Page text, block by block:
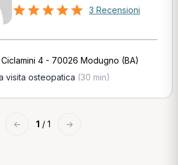
3 Recensioni
4 - 70026 Modugno (BA)
visita osteopatica (30 min)
← 1 / 1 →